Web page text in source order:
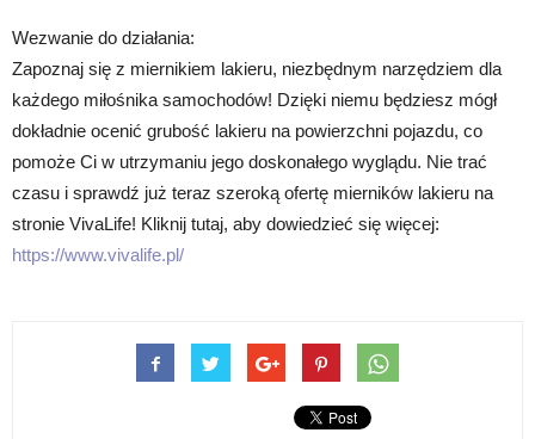
Wezwanie do działania:
Zapoznaj się z miernikiem lakieru, niezbędnym narzędziem dla
każdego miłośnika samochodów! Dzięki niemu będziesz mógł
dokładnie ocenić grubość lakieru na powierzchni pojazdu, co
pomoże Ci w utrzymaniu jego doskonałego wyglądu. Nie trać
czasu i sprawdź już teraz szeroką ofertę mierników lakieru na
stronie VivaLife! Kliknij tutaj, aby dowiedzieć się więcej:
https://www.vivalife.pl/